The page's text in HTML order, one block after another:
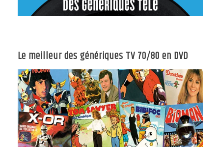
Le meilleur des génériques TV 70/80 en DVD